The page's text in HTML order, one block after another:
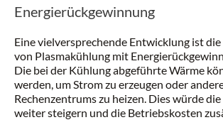
Energierückgewinnung
Eine vielversprechende Entwicklung ist
von Plasmakühlung mit
Die bei der Kühlung abgeführte Wärme
werden, um Strom zu erzeugen oder
Rechenzentrums zu heizen. Dies würde
weiter steigern und die Betriebskosten